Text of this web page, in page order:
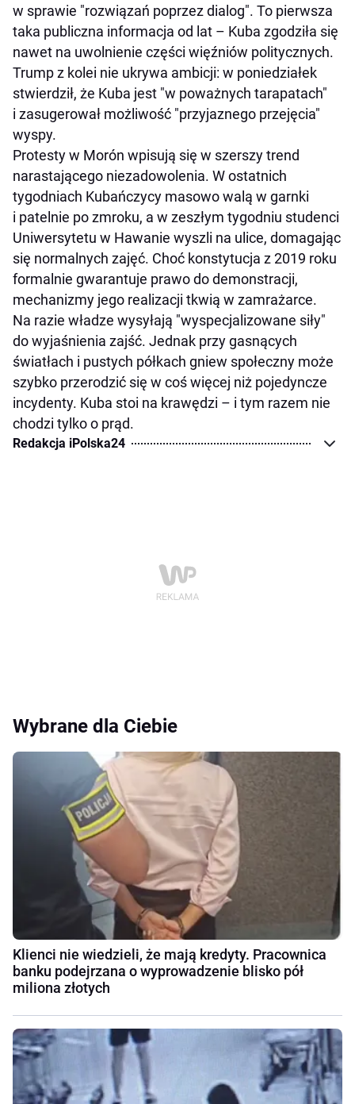
w sprawie "rozwiązań poprzez dialog". To pierwsza
taka publiczna informacja od lat – Kuba zgodziła się
nawet na uwolnienie części więźniów politycznych.
Trump z kolei nie ukrywa ambicji: w poniedziałek
stwierdził, że Kuba jest "w poważnych tarapatach"
i zasugerował możliwość "przyjaznego przejęcia"
wyspy.
Protesty w Morón wpisują się w szerszy trend
narastającego niezadowolenia. W ostatnich
tygodniach Kubańczycy masowo walą w garnki
i patelnie po zmroku, a w zeszłym tygodniu studenci
Uniwersytetu w Hawanie wyszli na ulice, domagając
się normalnych zajęć. Choć konstytucja z 2019 roku
formalnie gwarantuje prawo do demonstracji,
mechanizmy jego realizacji tkwią w zamrażarce.
Na razie władze wysyłają "wyspecjalizowane siły"
do wyjaśnienia zajść. Jednak przy gasnących
światłach i pustych półkach gniew społeczny może
szybko przerodzić się w coś więcej niż pojedyncze
incydenty. Kuba stoi na krawędzi – i tym razem nie
chodzi tylko o prąd.
Redakcja iPolska24
Wybrane dla Ciebie
Klienci nie wiedzieli, że mają kredyty. Pracownica
banku podejrzana o wyprowadzenie blisko pół
miliona złotych